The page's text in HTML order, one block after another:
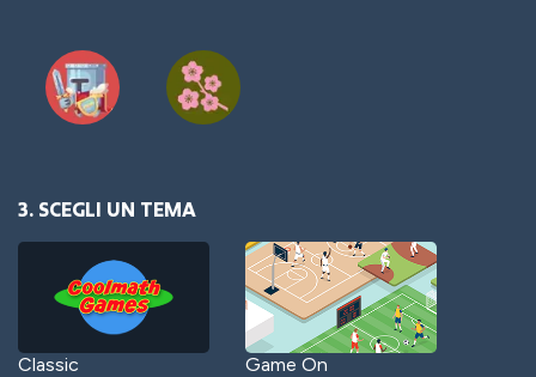
3. SCEGLI UN TEMA
Classic Game On